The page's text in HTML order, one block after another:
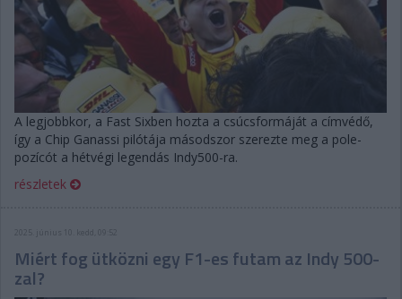
A legjobbkor, a Fast Sixben hozta a csúcsformáját a címvédő,
így a Chip Ganassi pilótája másodszor szerezte meg a pole-
pozícót a hétvégi legendás Indy500-ra.
részletek
Miért fog ütközni egy F1-es futam az Indy 500-
zal?